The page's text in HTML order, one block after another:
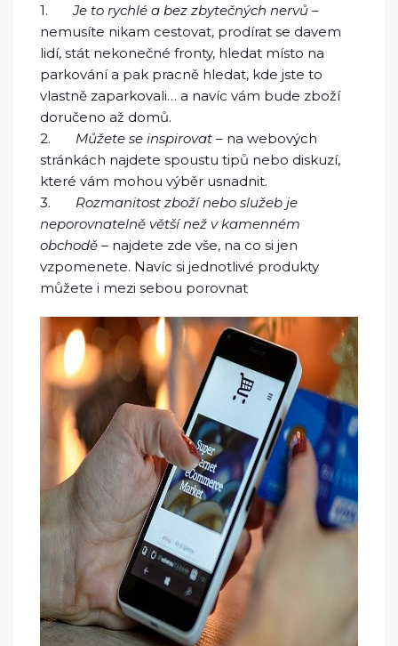
1.Je to rychlé a bez zbytečných nervů –
nemusíte nikam cestovat, prodírat se davem
lidí, stát nekonečné fronty, hledat místo na
parkování a pak pracně hledat, kde jste to
vlastně zaparkovali… a navíc vám bude zboží
doručeno až domů.
2. Můžete se inspirovat – na webových
stránkách najdete spoustu tipů nebo diskuzí,
které vám mohou výběr usnadnit.
3. Rozmanitost zboží nebo služeb je
neporovnatelně větší než v kamenném
obchodě – najdete zde vše, na co si jen
vzpomenete. Navíc si jednotlivé produkty
můžete i mezi sebou porovnat